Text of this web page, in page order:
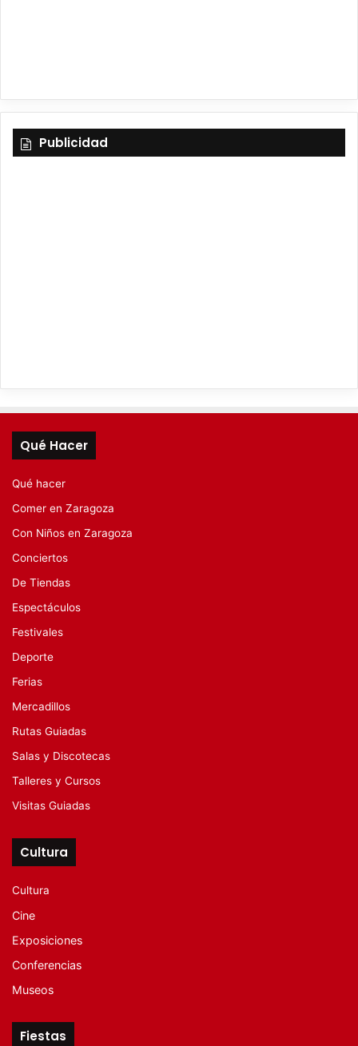
Publicidad
Qué Hacer
Qué hacer
Comer en Zaragoza
Con Niños en Zaragoza
Conciertos
De Tiendas
Espectáculos
Festivales
Deporte
Ferias
Mercadillos
Rutas Guiadas
Salas y Discotecas
Talleres y Cursos
Visitas Guiadas
Cultura
Cultura
Cine
Exposiciones
Conferencias
Museos
Fiestas